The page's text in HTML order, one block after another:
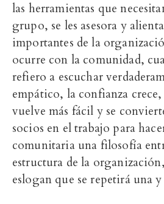
las herramientas que
grupo, se les asesora y
importantes de la
ocurre con la comunidad,
refiero a escuchar
empático, la confianza
vuelve más fácil y se
socios en el trabajo para
comunitaria una filosofía
estructura de la
eslogan que se repetirá una